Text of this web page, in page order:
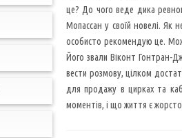
це? До чого веде дика
Мопассан у своїй новелі. Як
особисто рекомендую це.
Його звали Віконт Гонтран-
вести розмову, цілком
для продажу в цирках та
моментів, і що життя є